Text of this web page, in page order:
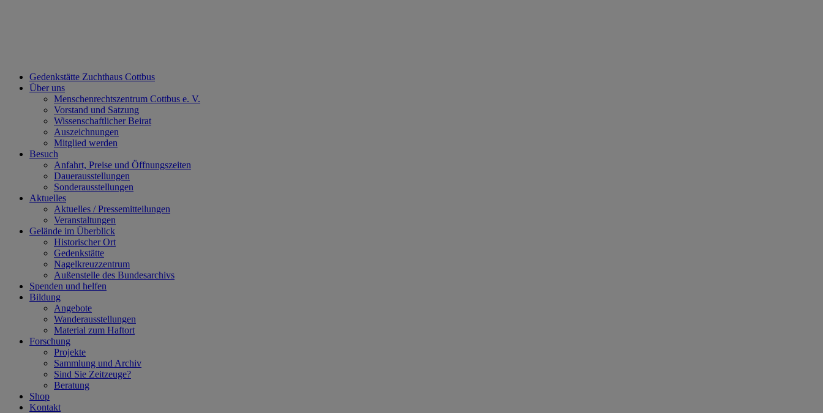
Gedenkstätte Zuchthaus Cottbus
Über uns
Menschenrechtszentrum Cottbus e. V.
Vorstand und Satzung
Wissenschaftlicher Beirat
Auszeichnungen
Mitglied werden
Besuch
Anfahrt, Preise und Öffnungszeiten
Dauerausstellungen
Sonderausstellungen
Aktuelles
Aktuelles / Pressemitteilungen
Veranstaltungen
Gelände im Überblick
Historischer Ort
Gedenkstätte
Nagelkreuzzentrum
Außenstelle des Bundesarchivs
Spenden und helfen
Bildung
Angebote
Wanderausstellungen
Material zum Haftort
Forschung
Projekte
Sammlung und Archiv
Sind Sie Zeitzeuge?
Beratung
Shop
Kontakt